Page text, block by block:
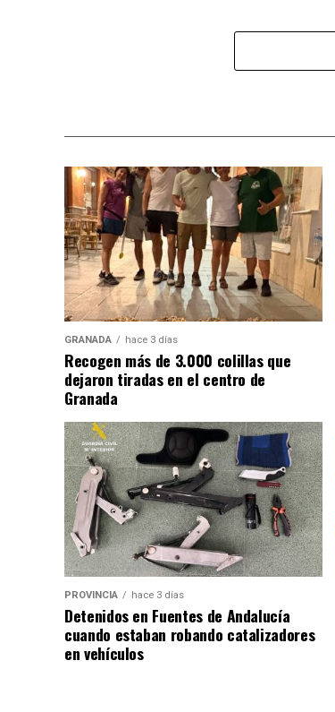
GRANADA hace 3 días
Recogen más de 3.000 colillas que
dejaron tiradas en el centro de
Granada
PROVINCIA hace 3 días
Detenidos en Fuentes de Andalucía
cuando estaban robando catalizadores
en vehículos